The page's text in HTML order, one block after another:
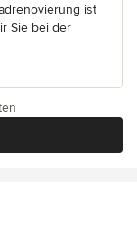
ist
Sie bei der